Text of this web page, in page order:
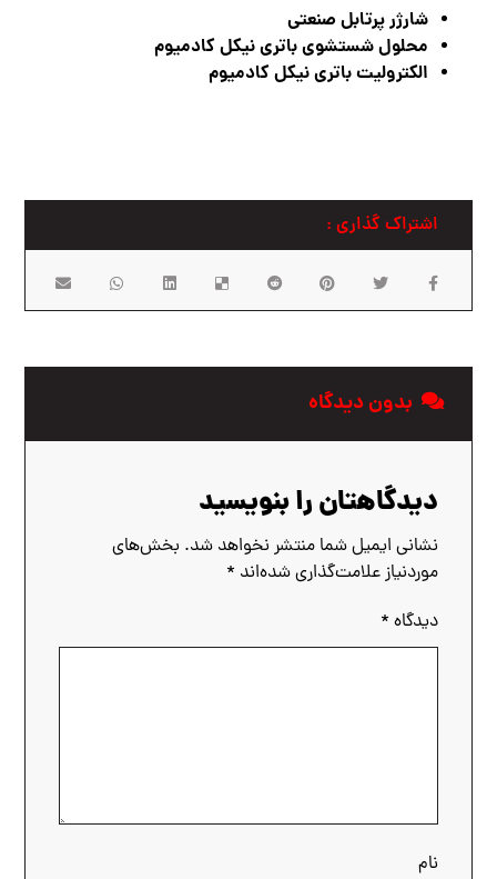
شارژر پرتابل صنعتی
محلول شستشوی باتری نیکل کادمیوم
الکترولیت باتری نیکل کادمیوم
بدون دیدگاه
دیدگاهتان را بنویسید
نشانی ایمیل شما منتشر نخواهد شد. بخش‌های
موردنیاز علامت‌گذاری شده‌اند *
دیدگاه *
نام